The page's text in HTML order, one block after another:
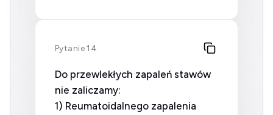
Pytanie 14
Do przewlekłych zapaleń stawów
nie zaliczamy:
1) Reumatoidalnego zapalenia